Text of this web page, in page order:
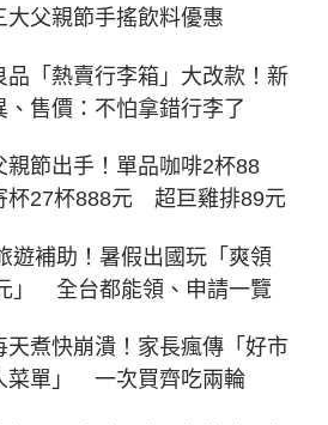
父親節手搖飲料優惠
品「熱賣行李箱」大改款！新
、售價：不怕拿錯行李了
親節出手！單品咖啡2杯88
杯27杯888元 超巨雞排89元
遊補助！暑假出國玩「爽領
」 全台都能領、申請一覽
天煮快崩潰！家長瘋傳「好市
菜單」 一次買齊吃兩輪